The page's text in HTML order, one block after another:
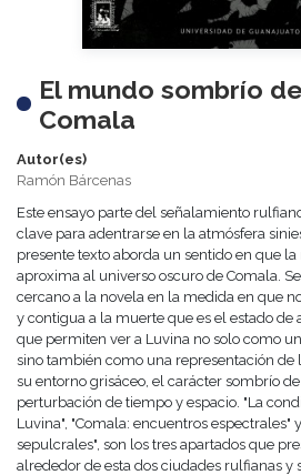
El mundo sombrío
Comala
Autor(es)
Ramón Bárcenas
Este ensayo parte del señalamiento
clave para adentrarse en la atmósfera
presente texto aborda un sentido en que
aproxima al universo oscuro de Comala.
cercano a la novela en la medida en que
y contigua a la muerte que es el estado
que permiten ver a Luvina no solo como
sino también como una representación de
su entorno grisáceo, el carácter sombrío
perturbación de tiempo y espacio. "La
Luvina", "Comala: encuentros espectrales"
sepulcrales", son los tres apartados que
alrededor de esta dos ciudades rulfianas y